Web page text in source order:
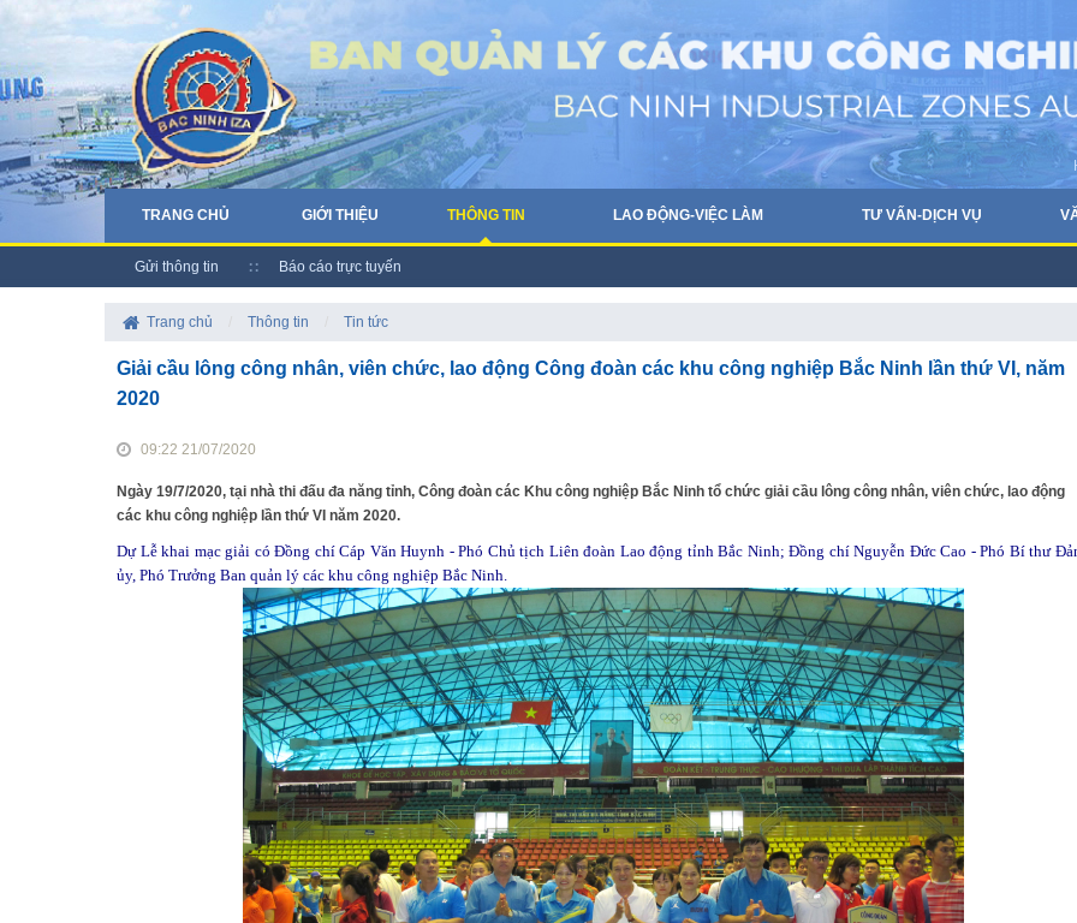
TRANG CHỦ GIỚI THIỆU THÔNG TIN LAO ĐỘNG-VIỆC LÀM TƯ VẤN-DỊCH VỤ
Gửi thông tin Báo cáo trực tuyến
Trang chủ Thông tin Tin tức
Giải cầu lông công nhân, viên chức, lao động Công đoàn các khu công nghiệp Bắc Ninh lần thứ VI, năm
2020
09:22 21/07/2020
Ngày 19/7/2020, tại nhà thi đấu đa năng tỉnh, Công đoàn các Khu công nghiệp Bắc Ninh tổ chức giải cầu lông công nhân, viên chức, lao động
các khu công nghiệp lần thứ VI năm 2020.
Dự Lễ khai mạc giải có Đồng chí Cáp Văn Huynh - Phó Chủ tịch Liên đoàn Lao động tỉnh Bắc Ninh; Đồng chí Nguyễn Đức Cao - Phó Bí thư
ủy, Phó Trưởng Ban quản lý các khu công nghiệp Bắc Ninh.